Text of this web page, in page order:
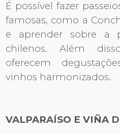
É possível fazer
famosas, como a
e aprender sobre a
chilenos. Além
oferecem
vinhos harmonizados.
VALPARAÍSO E VIÑA